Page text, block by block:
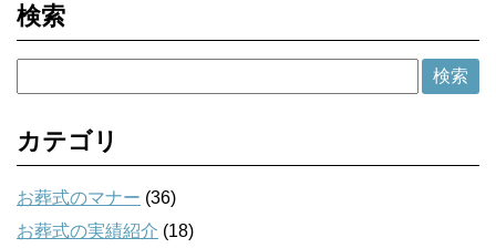
検索
カテゴリ
お葬式のマナー (36)
お葬式の実績紹介 (18)